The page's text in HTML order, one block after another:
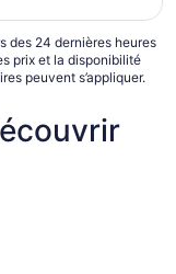
des 24 dernières heures
prix et la disponibilité
peuvent s’appliquer.